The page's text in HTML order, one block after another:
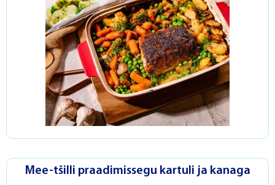
Mee-tšilli praadimissegu kartuli ja kanaga